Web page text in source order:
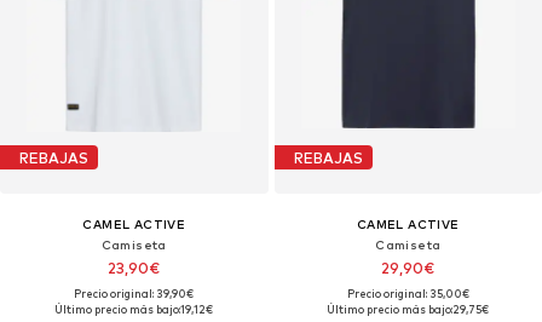
REBAJAS
CAMEL ACTIVE
Camiseta
23,90€
Precio original: 39,90€
Último precio más bajo:19,12€
REBAJAS
CAMEL ACTIVE
Camiseta
29,90€
Precio original: 35,00€
Último precio más bajo:29,75€